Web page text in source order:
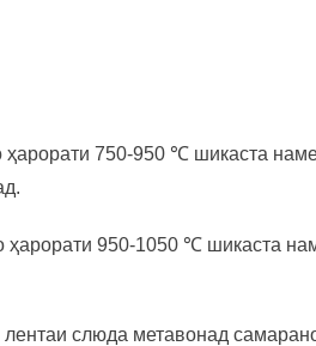
ҳарорати 750-950 ℃ шикаста
ҳарорати 950-1050 ℃ шикаста
слюда метавонад